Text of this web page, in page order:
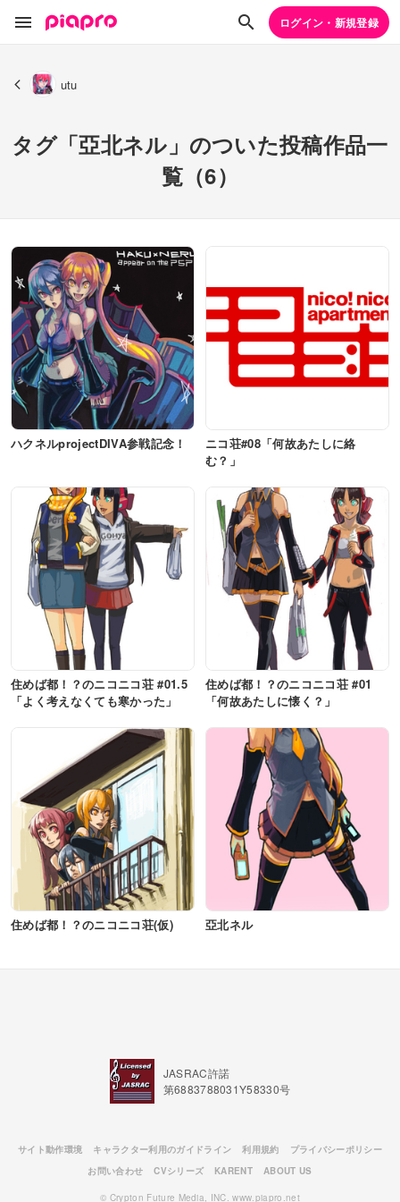
ログイン・新規登録
utu
タグ「亞北ネル」のついた投稿作品一
覧（6）
ハクネルprojectDIVA参戦記念！
ニコ荘#08「何故あたしに絡
む？」
住めば都！？のニコニコ荘 #01.5
「よく考えなくても寒かった」
住めば都！？のニコニコ荘 #01
「何故あたしに懐く？」
住めば都！？のニコニコ荘(仮) 亞北ネル
JASRAC許諾
第6883788031Y58330号
サイト動作環境 キャラクター利用のガイドライン 利用規約
プライバシーポリシー
お問い合わせ
CVシリーズ KARENT ABOUT US
© Crypton Future Media, INC. www.piapro.net